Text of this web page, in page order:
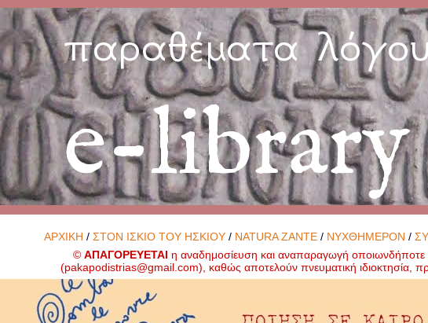
παραθέματα
e-library
ΑΡΧΙΚΗ /ΣΤΟΝ ΙΣΚΙΟ ΤΟΥ ΗΣΚΙΟΥ / NATURA ZANTE / ΝΥΧΘΗΜΕΡΟΝ /
©ΑΠΑΓΟΡΕΥΕΤΑΙ η αναδημοσίευση και αναπαραγωγή οποιωνδήποτε
(pakapodistrias@gmail.com), καθώς αποτελούν πνευματική ιδιοκτησία,